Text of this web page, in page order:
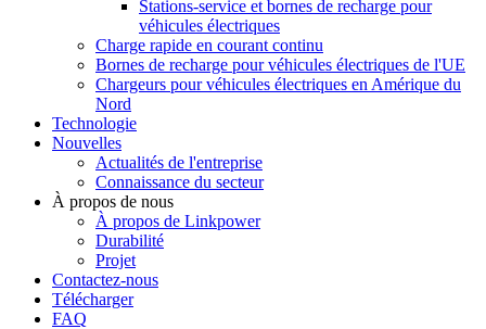
Stations-service et bornes de recharge pour
véhicules électriques
Charge rapide en courant continu
Bornes de recharge pour véhicules électriques de l'UE
Chargeurs pour véhicules électriques en Amérique du
Nord
Technologie
Nouvelles
Actualités de l'entreprise
Connaissance du secteur
À propos de nous
À propos de Linkpower
Durabilité
Projet
Contactez-nous
Télécharger
FAQ